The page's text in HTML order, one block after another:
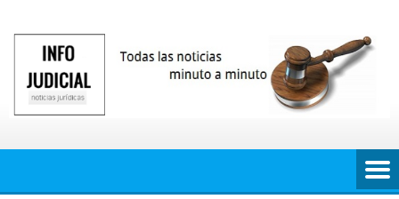
contenido